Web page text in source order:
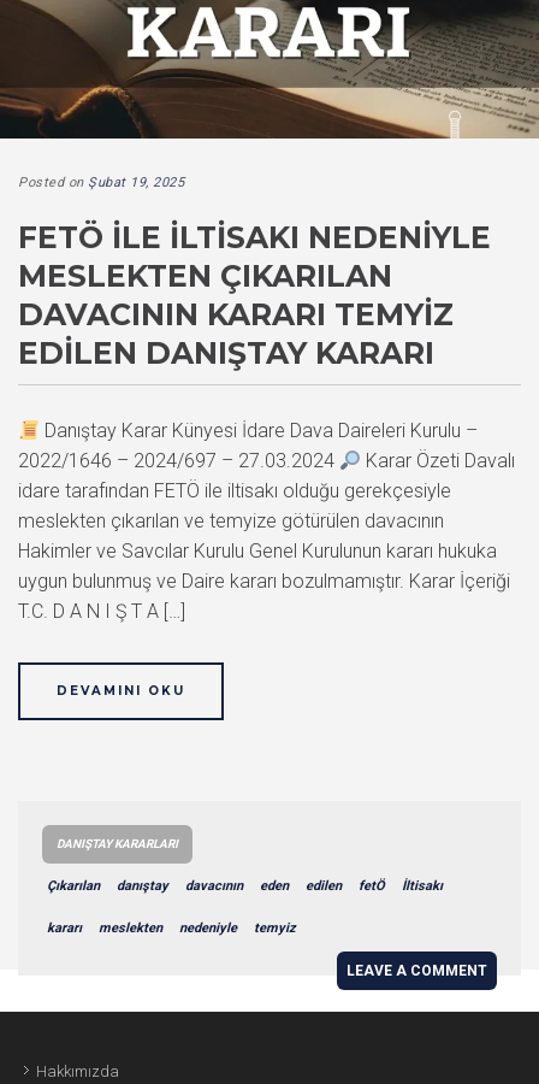
Posted on Şubat 19, 2025
FETÖ ILE İLTISAKI NEDENIYLE
MESLEKTEN ÇIKARILAN
DAVACININ KARARI TEMYIZ
EDILEN DANIŞTAY KARARI
Danıştay Karar Künyesi İdare Dava Daireleri Kurulu –
2022/1646 – 2024/697 – 27.03.2024
Karar Özeti Davalı
idare tarafından FETÖ ile iltisakı olduğu gerekçesiyle
meslekten çıkarılan ve temyize götürülen davacının
Hakimler ve Savcılar Kurulu Genel Kurulunun kararı hukuka
uygun bulunmuş ve Daire kararı bozulmamıştır. Karar İçeriği
T.C. D A N I Ş T A […]
DEVAMINI OKU
DANIŞTAY KARARLARI
Çıkarılan danıştay davacının eden edilen fetÖ İltisakı
kararı meslekten nedeniyle temyiz
LEAVE A COMMENT
Hakkımızda